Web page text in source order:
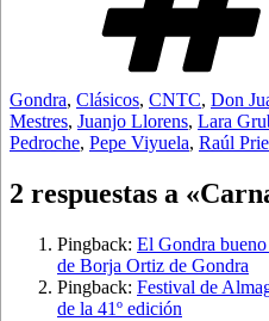
Gondra, Clásicos, CNTC, Don
Mestres, Juanjo Llorens, Lara
Pedroche, Pepe Viyuela, Raúl
2 respuestas a
Pingback: El Gondra
de Borja Ortiz de Gondra
Pingback: Festival de
de la 41º edición